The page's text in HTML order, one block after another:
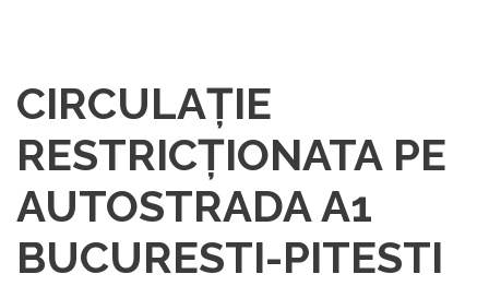
CIRCULAȚIE
RESTRICȚIONATA PE
AUTOSTRADA A1
BUCURESTI-PITESTI